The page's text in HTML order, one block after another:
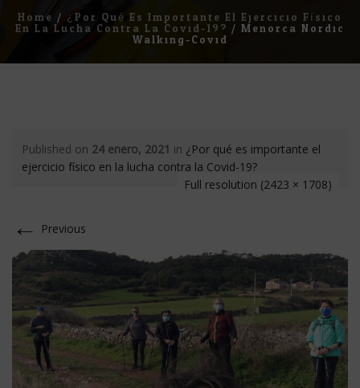
Home / ¿Por Qué Es Importante El Ejercicio Físico
En La Lucha Contra La Covid-19? / Menorca Nordic
Walking-Covid
Published on 24 enero, 2021 in ¿Por qué es importante el
ejercicio físico en la lucha contra la Covid-19?
Full resolution (2423 × 1708)
← Previous